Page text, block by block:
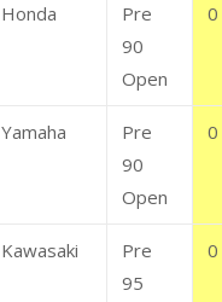
Honda
Pre
90
Open
0
Yamaha
Pre
90
Open
0
Kawasaki
Pre
95
0